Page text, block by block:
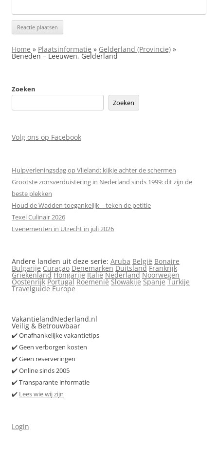
Home » Plaatsinformatie » Gelderland (Provincie) »
Beneden – Leeuwen, Gelderland
Zoeken
Zoeken
Volg ons op Facebook
Hulpverleningsdag op Vlieland: kijkje achter de schermen
Grootste zonsverduistering in Nederland sinds 1999: dit zijn de
beste plekken
Houd de Wadden toegankelijk – teken de petitie
Texel Culinair 2026
Evenementen in Utrecht in juli 2026
Andere landen uit deze serie: Aruba België Bonaire
Bulgarije Curaçao Denemarken Duitsland Frankrijk
Griekenland Hongarije Italië Nederland Noorwegen
Oostenrijk Portugal Roemenië Slowakije Spanje Turkije
Travelguide Europe
VakantielandNederland.nl
Veilig & Betrouwbaar
✔️ Onafhankelijke vakantietips
✔️ Geen verborgen kosten
✔️ Geen reserveringen
✔️ Online sinds 2005
✔️ Transparante informatie
✔️ Lees wie wij zijn
Login